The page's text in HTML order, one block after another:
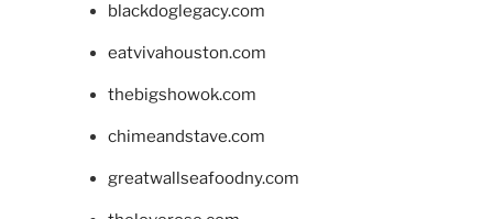
blackdoglegacy.com
eatvivahouston.com
thebigshowok.com
chimeandstave.com
greatwallseafoodny.com